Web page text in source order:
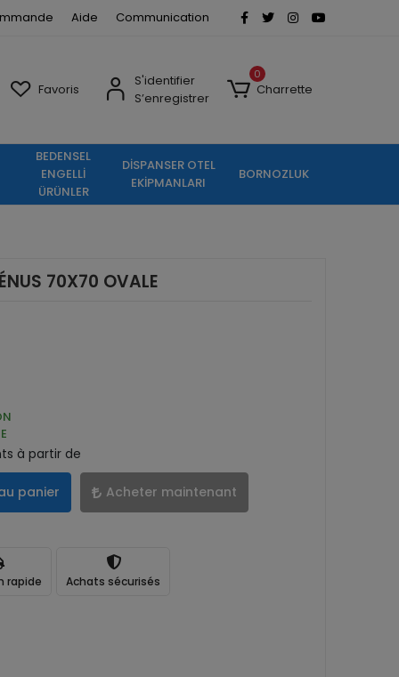
Aide Communication
Favoris
S'identifier
S’enregistrer
0
Charrette
BEDENSEL
ENGELLİ
ÜRÜNLER
DİSPANSER OTEL
EKİPMANLARI
BORNOZLUK
70X70 OVALE
à partir de
panier Acheter maintenant
rapide Achats sécurisés